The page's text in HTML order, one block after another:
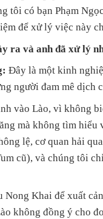
tôi có bạn Phạm
để xử lý việc này
ra và anh đã xử lý
Đây là một kinh
người đam mê dịch
vào Lào, vì không
mà không tìm
lệ, cơ quan hải
cũ), và chúng tôi
Nong Khai để xuất
không đồng ý cho